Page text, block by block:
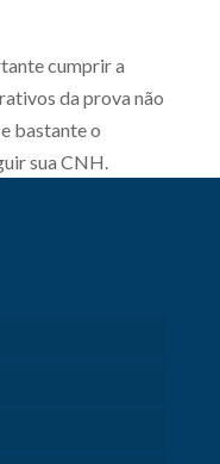
cumprir a
da prova não
bastante o
sua CNH.